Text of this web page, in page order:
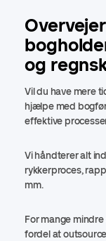
og
Vil du have mere
hjælpe med
effektive
Vi håndterer alt
rykkerproces,
mm.
For mange
fordel at